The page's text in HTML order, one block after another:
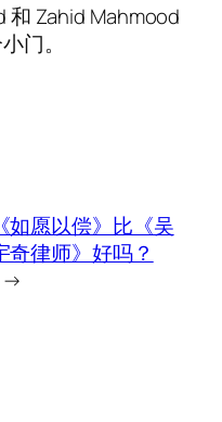
和 Zahid Mahmood
门。
《如愿以偿》比《吴
奇律师》好吗？
→